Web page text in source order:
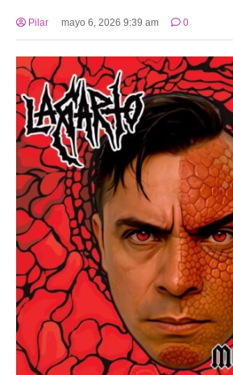
Pilar mayo 6, 2026 9:39 am 0